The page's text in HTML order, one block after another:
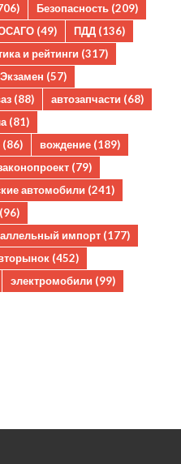
Безопасность (209)
(49) ПДД (136)
и рейтинги (317)
Экзамен (57)
(88) автозапчасти (68)
(81)
(86) вождение (189)
(79)
автомобили (241)
(96)
импорт (177)
(452)
электромобили (99)